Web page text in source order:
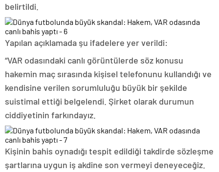
belirtildi.
Yapılan açıklamada şu ifadelere yer verildi:
“VAR odasındaki canlı görüntülerde söz konusu
hakemin maç sırasında kişisel telefonunu kullandığı ve
kendisine verilen sorumluluğu büyük bir şekilde
suistimal ettiği belgelendi. Şirket olarak durumun
ciddiyetinin farkındayız.
Kişinin bahis oynadığı tespit edildiği takdirde sözleşme
şartlarına uygun iş akdine son vermeyi deneyeceğiz.